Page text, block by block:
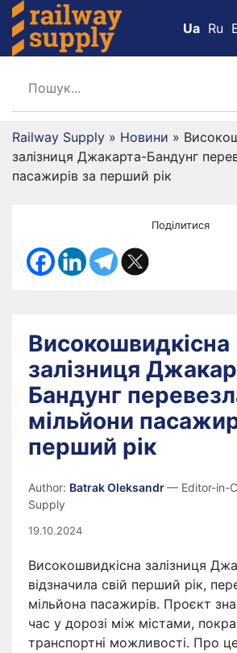
Ua Ru
Railway Supply » Новини »
залізниця Джакарта-Бандунг
пасажирів за перший рік
Поділитися
Високошвидкісна
залізниця
Бандунг
мільйони
перший рік
Author: Batrak Oleksandr— Editor-in-
Supply
19.10.2024
Високошвидкісна залізниця
відзначила свій перший рік,
мільйона пасажирів. Проєкт
час у дорозі між містами,
транспортні можливості. Про